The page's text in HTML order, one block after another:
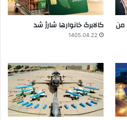
من
کالابرگ خانوارها شارژ شد
1405.04.22